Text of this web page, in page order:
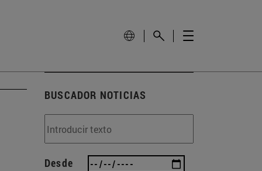
BUSCADOR NOTICIAS
Desde